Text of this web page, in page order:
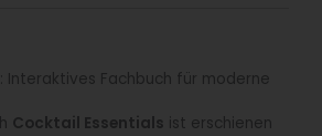
Interaktives Fachbuch für moderne
Cocktail Essentials ist erschienen